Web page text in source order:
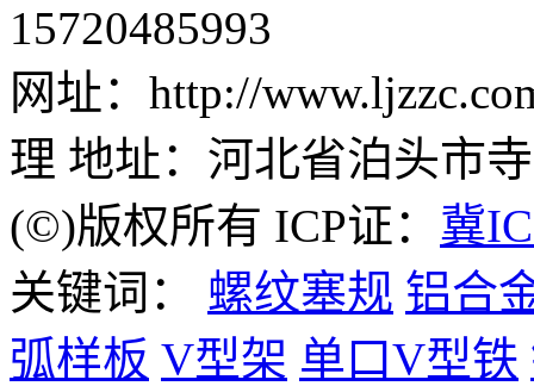
15720485993
网址：http://
理 地址：河北省泊头市
(©)版权所有 ICP证： 冀
关键词： 螺纹塞规 铝合
弧样板 V型架 单口V型铁